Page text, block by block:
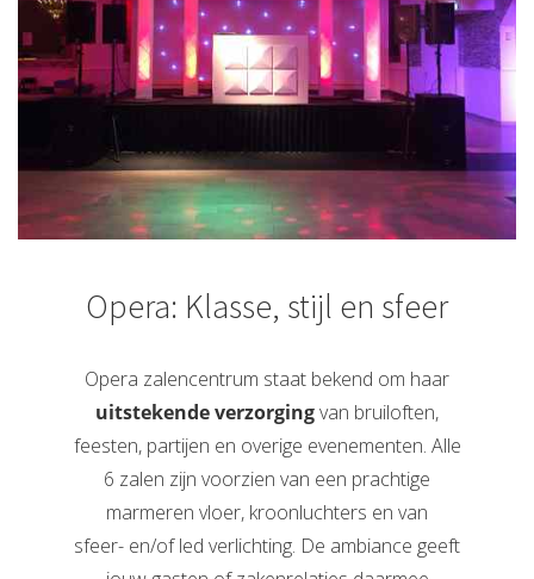
Opera: Klasse, stijl en sfeer
Opera zalencentrum staat bekend om haar
uitstekende verzorgingvan bruiloften,
feesten, partijen en overige evenementen. Alle
6 zalen zijn voorzien van een prachtige
marmeren vloer, kroonluchters en van
sfeer- en/of led verlichting. De ambiance geeft